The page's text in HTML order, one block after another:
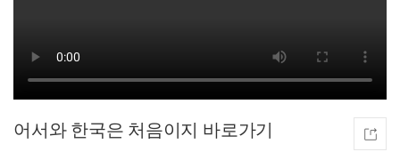
어서와 한국은 처음이지